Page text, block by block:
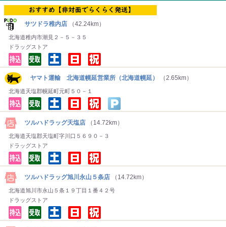
サツドラ稚内店 （42.24km）
北海道稚内市潮見２－５－３５
ドラッグストア
ヤマト運輸 北海道幌延営業所（北海道幌延） （2.65km）
北海道天塩郡幌延町元町５０－１
ツルハドラッグ天塩店 （14.72km）
北海道天塩郡天塩町字川口５６９０－３
ドラッグストア
ツルハドラッグ旭川永山５条店 （14.72km）
北海道旭川市永山５条１９丁目１番４２号
ドラッグストア